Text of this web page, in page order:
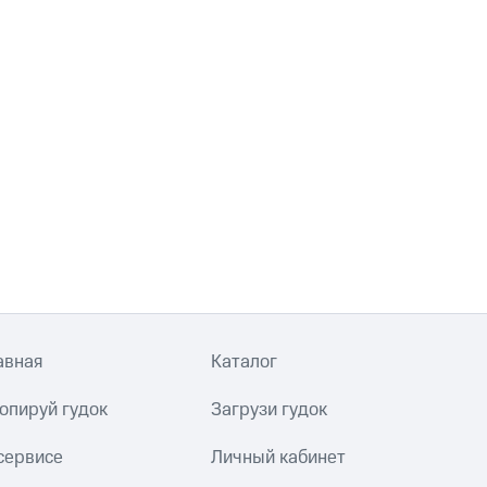
Каталог
гудок Загрузи гудок
Личный кабинет